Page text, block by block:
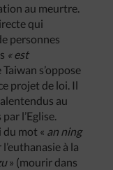
au meurtre.
qui
personnes
« est
Taiwan s’oppose
projet de loi. Il
au
l’Eglise.
du mot « an ning
à la
» (mourir dans